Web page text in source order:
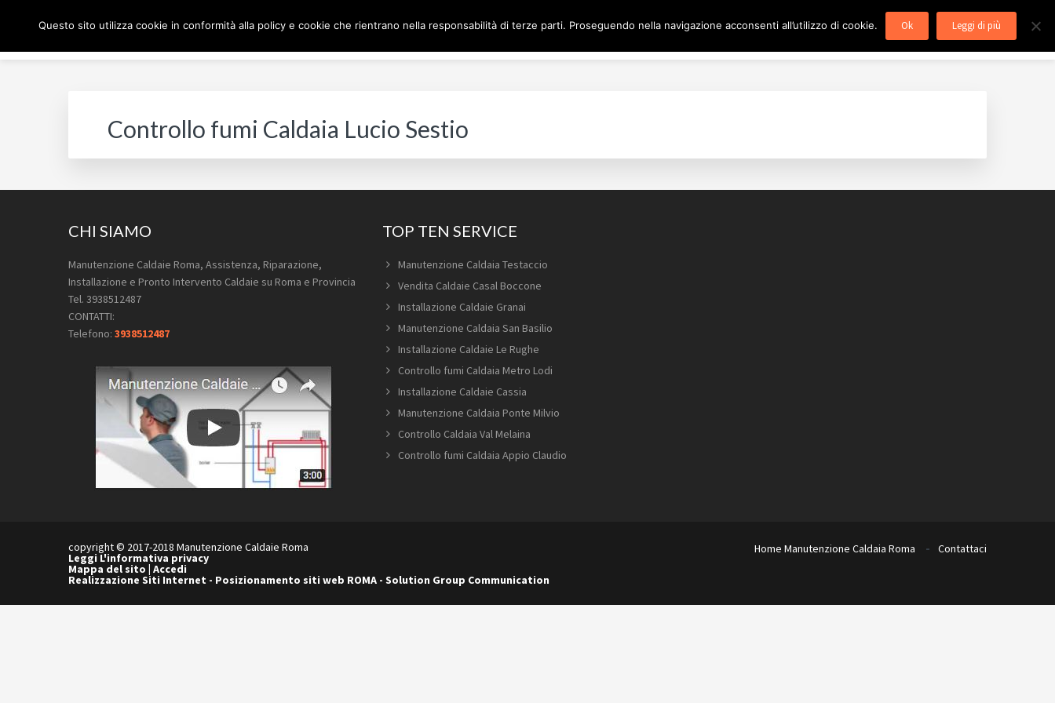
navigazione
contenuto
piè
footer
MANUTENZIONE CALDAIE ROMA
Pronto Intervento Caldaie Roma
Home Manutenzione caldaie Roma Blog Contatti
Controllo fumi Caldaia Lucio Sestio
FooterCHI SIAMO
Manutenzione Caldaie Roma, Assistenza, Riparazione,
Installazione e Pronto Intervento Caldaie su Roma e Provincia
Tel. 3938512487
CONTATTI:
Telefono: 3938512487
TOP TEN SERVICE
Manutenzione Caldaia Testaccio
Vendita Caldaie Casal Boccone
Installazione Caldaie Granai
Manutenzione Caldaia San Basilio
Installazione Caldaie Le Rughe
Controllo fumi Caldaia Metro Lodi
Installazione Caldaie Cassia
Manutenzione Caldaia Ponte Milvio
Controllo Caldaia Val Melaina
Controllo fumi Caldaia Appio Claudio
copyright © 2017-2018 Manutenzione Caldaie Roma
Leggi L'informativa privacy
Mappa del sito | Accedi
Realizzazione Siti Internet - Posizionamento siti web ROMA - Solution Group Communication
Home Manutenzione Caldaia Roma Contattaci
Questo sito utilizza cookie in conformità alla policy e cookie che rientrano nella responsabilità di terze parti. Proseguendo nella navigazione acconsenti all’utilizzo di cookie. Ok Leggi di più